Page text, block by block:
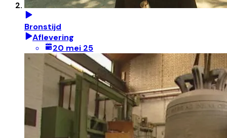
Bronstijd
Aflevering
20 mei 25